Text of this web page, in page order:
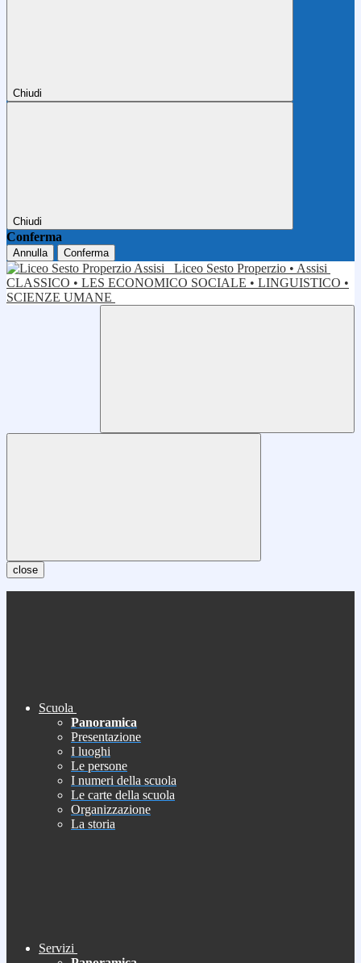
Chiudi
Chiudi
Conferma
Annulla Conferma
Liceo Sesto Properzio • Assisi
CLASSICO • LES ECONOMICO SOCIALE • LINGUISTICO •
SCIENZE UMANE
close
Scuola
Panoramica
Presentazione
I luoghi
Le persone
I numeri della scuola
Le carte della scuola
Organizzazione
La storia
Servizi